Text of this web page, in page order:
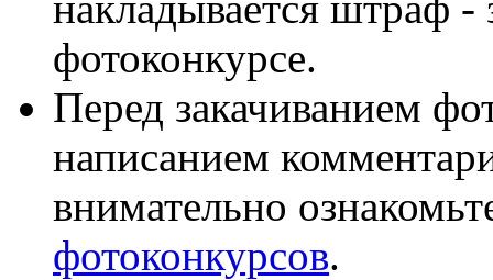
фотоконкурсе.
Перед закачиванием
написанием
внимательно
фотоконкурсов.